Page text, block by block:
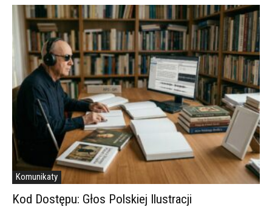
Komunikaty
Kod Dostępu: Głos Polskiej Ilustracji